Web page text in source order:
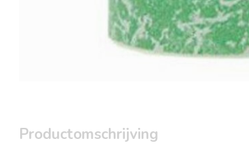
Productomschrijving